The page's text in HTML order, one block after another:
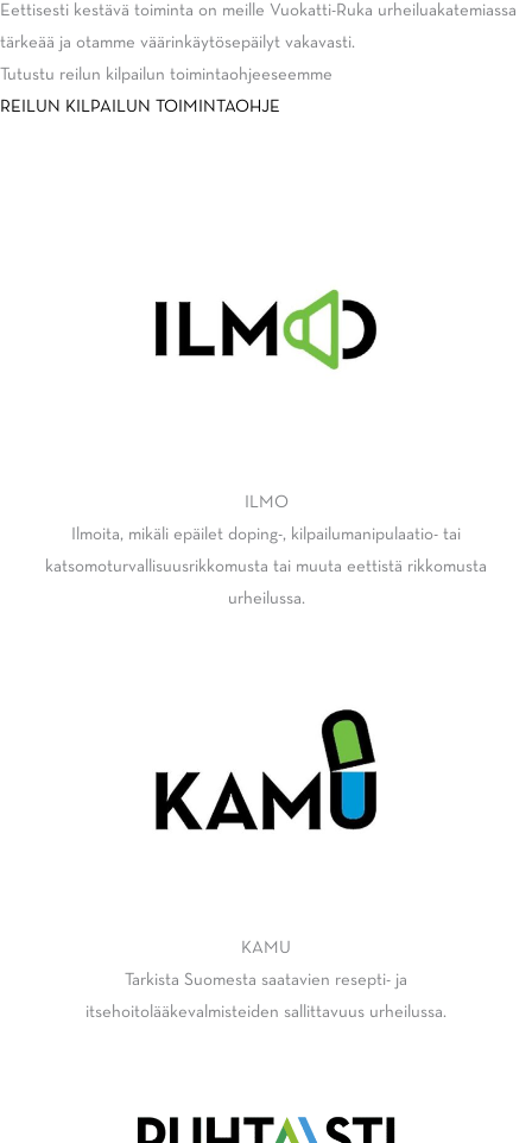
Eettisesti kestävä toiminta on meille Vuokatti-Ruka urheiluakatemiassa
tärkeää ja otamme väärinkäytösepäilyt vakavasti.
Tutustu reilun kilpailun toimintaohjeeseemme
REILUN KILPAILUN TOIMINTAOHJE
ILMO
Ilmoita, mikäli epäilet doping-, kilpailumanipulaatio- tai
katsomoturvallisuusrikkomusta tai muuta eettistä rikkomusta
urheilussa.
KAMU
Tarkista Suomesta saatavien resepti- ja
itsehoitolääkevalmisteiden sallittavuus urheilussa.